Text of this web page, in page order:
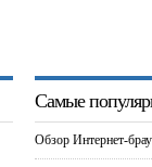
Самые
Обзор Интернет-